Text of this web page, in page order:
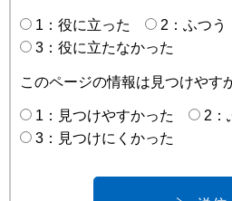
1：役に立った
2：ふつう
3：役に立たなかった
このページの情報は見つけやす
1：見つけやすかった
2：
3：見つけにくかった